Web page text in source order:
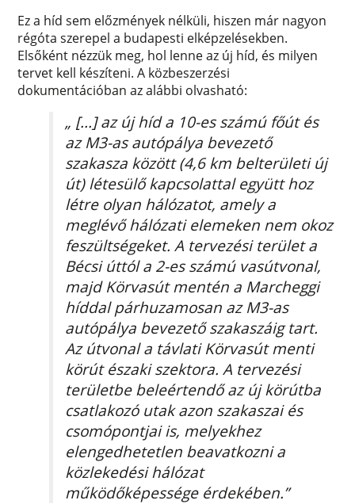
Ez a híd sem előzmények nélküli, hiszen már nagyon
régóta szerepel a budapesti elképzelésekben.
Elsőként nézzük meg, hol lenne az új híd, és milyen
tervet kell készíteni. A közbeszerzési
dokumentációban az alábbi olvasható:
„ [...] az új híd a 10-es számú főút és
az M3-as autópálya bevezető
szakasza között (4,6 km belterületi új
út) létesülő kapcsolattal együtt hoz
létre olyan hálózatot, amely a
meglévő hálózati elemeken nem okoz
feszültségeket. A tervezési terület a
Bécsi úttól a 2-es számú vasútvonal,
majd Körvasút mentén a Marcheggi
híddal párhuzamosan az M3-as
autópálya bevezető szakaszáig tart.
Az útvonal a távlati Körvasút menti
körút északi szektora. A tervezési
területbe beleértendő az új körútba
csatlakozó utak azon szakaszai és
csomópontjai is, melyekhez
elengedhetetlen beavatkozni a
közlekedési hálózat
működőképessége érdekében.”